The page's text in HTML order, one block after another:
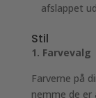
afslappet
Stil
1. Farvevalg
Farverne på
nemme de